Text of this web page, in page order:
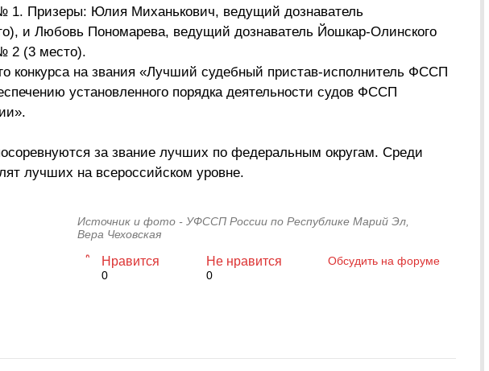
1. Призеры: Юлия Миханькович, ведущий дознаватель
и Любовь Пономарева, ведущий дознаватель Йошкар-Олинского
2 (3 место).
конкурса на звания «Лучший судебный пристав-исполнитель ФССП
установленного порядка деятельности судов ФССП
за звание лучших по федеральным округам. Среди
лучших на всероссийском уровне.
Источник и фото - УФССП России по Республике Марий Эл,
Вера Чеховская
Нравится
0
Не нравится
0
Обсудить на форуме